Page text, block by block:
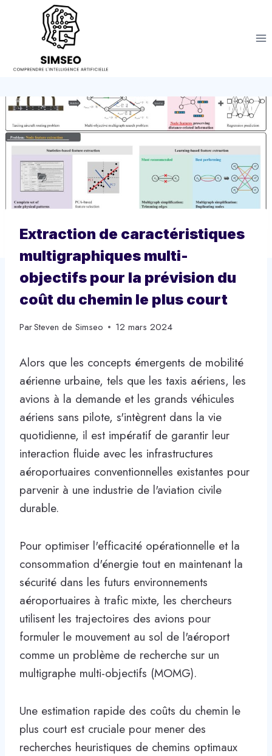
Extraction de caractéristiques
multigraphiques multi-
objectifs pour la prévision du
coût du chemin le plus court
ParSteven de Simseo 12 mars 2024
Alors que les concepts émergents de mobilité
aérienne urbaine, tels que les taxis aériens, les
avions à la demande et les grands véhicules
aériens sans pilote, s'intègrent dans la vie
quotidienne, il est impératif de garantir leur
interaction fluide avec les infrastructures
aéroportuaires conventionnelles existantes pour
parvenir à une industrie de l'aviation civile
durable.
Pour optimiser l'efficacité opérationnelle et la
consommation d'énergie tout en maintenant la
sécurité dans les futurs environnements
aéroportuaires à trafic mixte, les chercheurs
utilisent les trajectoires des avions pour
formuler le mouvement au sol de l'aéroport
comme un problème de recherche sur un
multigraphe multi-objectifs (MOMG).
Une estimation rapide des coûts du chemin le
plus court est cruciale pour mener des
recherches heuristiques de chemins optimaux